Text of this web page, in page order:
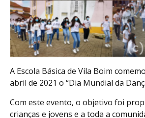
A Escola Básica de Vila Boim
abril de 2021 o “Dia Mundial da
Com este evento, o objetivo foi
crianças e jovens e a toda a